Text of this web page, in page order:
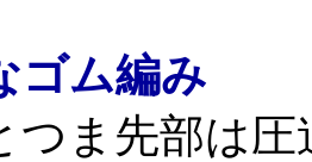
ゴム編み
ま先部は圧